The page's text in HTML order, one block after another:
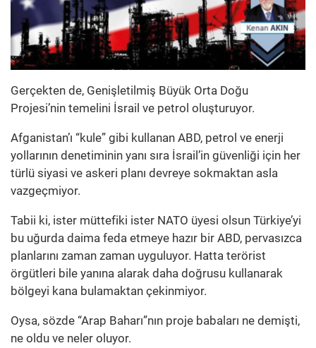
Gerçekten de, Genişletilmiş Büyük Orta Doğu
Projesi’nin temelini İsrail ve petrol oluşturuyor.
Afganistan’ı “kule” gibi kullanan ABD, petrol ve enerji
yollarının denetiminin yanı sıra İsrail’in güvenliği için her
türlü siyasi ve askeri planı devreye sokmaktan asla
vazgeçmiyor.
Tabii ki, ister müttefiki ister NATO üyesi olsun Türkiye’yi
bu uğurda daima feda etmeye hazır bir ABD, pervasızca
planlarını zaman zaman uyguluyor. Hatta terörist
örgütleri bile yanına alarak daha doğrusu kullanarak
bölgeyi kana bulamaktan çekinmiyor.
Oysa, sözde “Arap Baharı”nın proje babaları ne demişti,
ne oldu ve neler oluyor.